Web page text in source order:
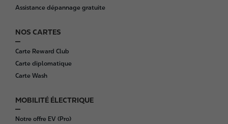
Assistance dépannage gratuite
NOS CARTES
Carte Reward Club
Carte diplomatique
Carte Wash
MOBILITÉ ÉLECTRIQUE
Notre offre EV (Pro)